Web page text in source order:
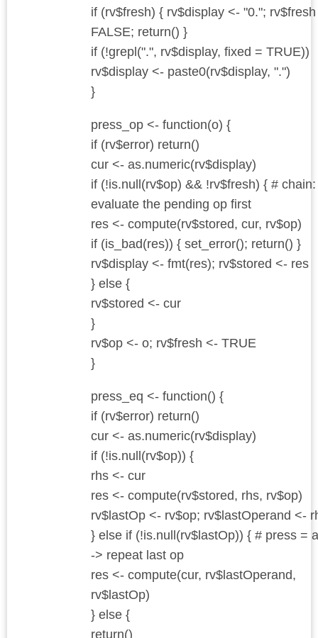
if (rv$fresh) { rv$display <- "0.";
FALSE; return() }
if (!grepl(".", rv$display, fixed = TRUE))
rv$display <- paste0(rv$display, ".")
}
press_op <- function(o) {
if (rv$error) return()
cur <- as.numeric(rv$display)
if (!is.null(rv$op) && !rv$fresh) { # chain:
evaluate the pending op first
res <- compute(rv$stored, cur, rv$op)
if (is_bad(res)) { set_error(); return() }
rv$display <- fmt(res); rv$stored <- res
} else {
rv$stored <- cur
}
rv$op <- o; rv$fresh <- TRUE
}
press_eq <- function() {
if (rv$error) return()
cur <- as.numeric(rv$display)
if (!is.null(rv$op)) {
rhs <- cur
res <- compute(rv$stored, rhs, rv$op)
rv$lastOp <- rv$op; rv$lastOperand <-
} else if (!is.null(rv$lastOp)) { # press =
-> repeat last op
res <- compute(cur, rv$lastOperand,
rv$lastOp)
} else {
return()